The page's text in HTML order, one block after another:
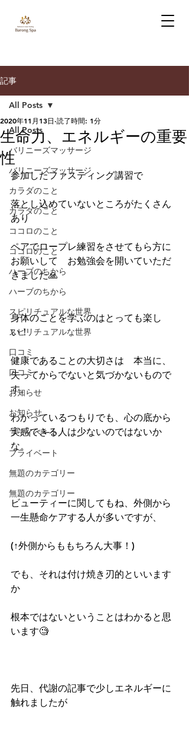
記事
All Posts
バリニーズマッサージ
バリニーズマッサージ
カラダのこと
カラダのこと
ココロのこと
ココロのこと
ハーブのちから
ハーブのちから
スピリチュアルな世界
スピリチュアルな世界
口コミ
口コミ
お知らせ
お知らせ
プライベート
プライベート
無題のカテゴリー
無題のカテゴリー
All Posts
生命力、エネルギーの重要
性
2020年11月13日 読了時間: 1分
参加したファスティング講習で
落とし込めていないところがたくさん
あり
ペアでロープレ練習をさせてもら方に
お願いして　お勉強会を開いていただ
きました🙏
身体のことを学ぶのはとっても楽し
い！
健康であることの大切さは　本当に、
失ってからでないと気づかないもので
す。
わかっているつもりでも、心の底から
実感できる人は少ないのではないか
な。
ビューティーに関してもね、外側から
一生懸命ケアする人が多いですが、
(↑外側からももちろん大事！)
でも、それは付け焼き刃的といいます
か
根本ではないということはわかると思
います🧐
先日、代謝の記事で少しエネルギーに
触れましたが